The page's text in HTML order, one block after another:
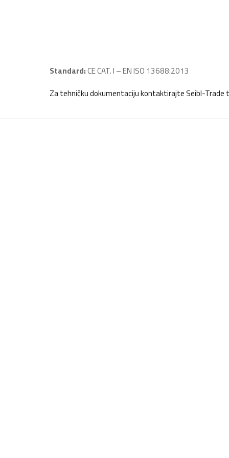
Standard:CE CAT. I – EN ISO 13688:2013
Za tehničku dokumentaciju kontaktirajte Seibl-Trade